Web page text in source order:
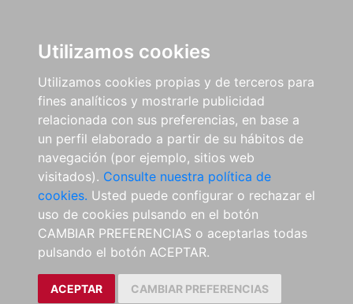
Utilizamos cookies
Utilizamos cookies propias y de terceros para
fines analíticos y mostrarle publicidad
relacionada con sus preferencias, en base a
un perfil elaborado a partir de su hábitos de
navegación (por ejemplo, sitios web
visitados). Consulte nuestra política de
cookies. Usted puede configurar o rechazar el
uso de cookies pulsando en el botón
CAMBIAR PREFERENCIAS o aceptarlas todas
pulsando el botón ACEPTAR.
ACEPTAR CAMBIAR PREFERENCIAS